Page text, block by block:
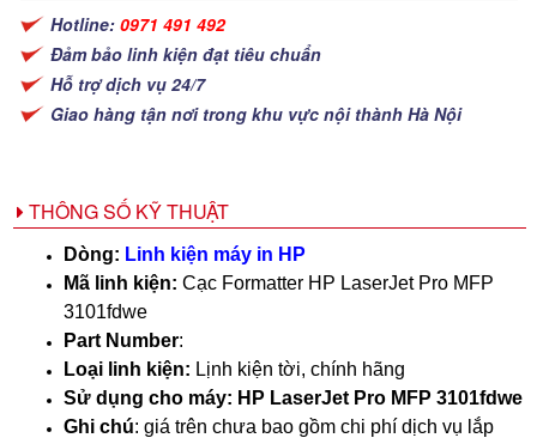
Hotline: 0971 491 492
Đảm bảo linh kiện đạt tiêu chuẩn
Hỗ trợ dịch vụ 24/7
Giao hàng tận nơi trong khu vực nội thành Hà Nội
THÔNG SỐ KỸ THUẬT
Dòng: Linh kiện máy in HP
Mã linh kiện: Cạc Formatter HP LaserJet Pro MFP
3101fdwe
Part Number:
Loại linh kiện: Lịnh kiện tời, chính hãng
Sử dụng cho máy: HP LaserJet Pro MFP 3101fdwe
Ghi chú: giá trên chưa bao gồm chi phí dịch vụ lắp